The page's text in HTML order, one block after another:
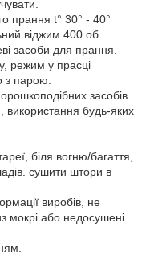
прання t° 30° - 40°
віджим 400 об.
засоби для прання.
режим у прасці
з парою.
засобів
будь-яких
біля вогню/багаття,
сушити штори в
виробів, не
мокрі або недосушені